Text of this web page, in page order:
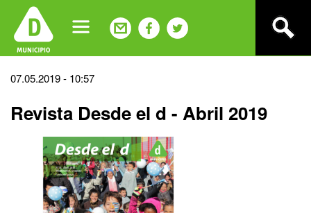
navigation
Back
top
07.05.2019 - 10:57
Revista Desde el d - Abril 2019